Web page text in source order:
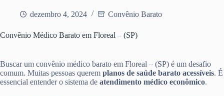
dezembro 4, 2024 Convênio Barato
Convênio Médico Barato em Floreal – (SP)
Buscar um convênio médico barato em Floreal – (SP) é um desafio
comum. Muitas pessoas querem planos de saúde barato acessíveis. É
essencial entender o sistema de atendimento médico econômico.